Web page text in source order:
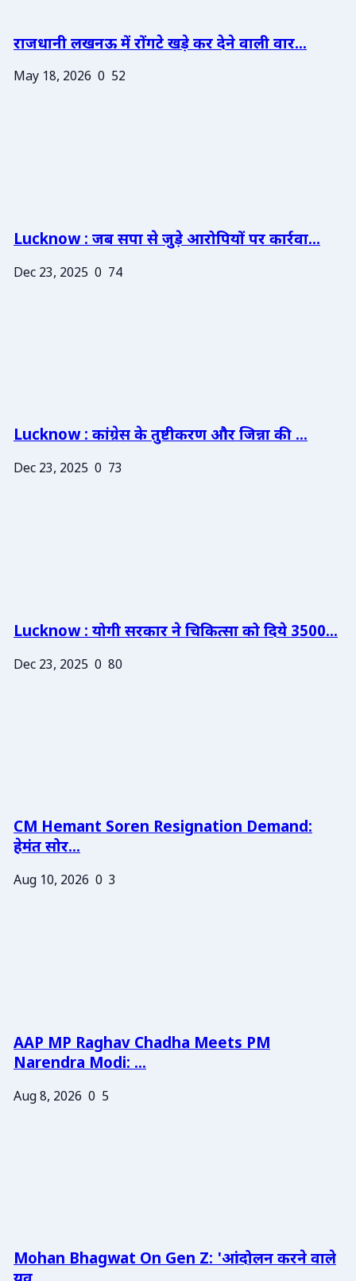
राजधानी लखनऊ में रोंगटे खड़े कर देने वाली वार...
May 18, 2026 0 52
Lucknow : जब सपा से जुड़े आरोपियों पर कार्रवा...
Dec 23, 2025 0 74
Lucknow : कांग्रेस के तुष्टीकरण और जिन्ना की ...
Dec 23, 2025 0 73
Lucknow : योगी सरकार ने चिकित्सा को दिये 3500...
Dec 23, 2025 0 80
CM Hemant Soren Resignation Demand:
हेमंत सोर...
Aug 10, 2026 0 3
AAP MP Raghav Chadha Meets PM
Narendra Modi: ...
Aug 8, 2026 0 5
Mohan Bhagwat On Gen Z: 'आंदोलन करने वाले